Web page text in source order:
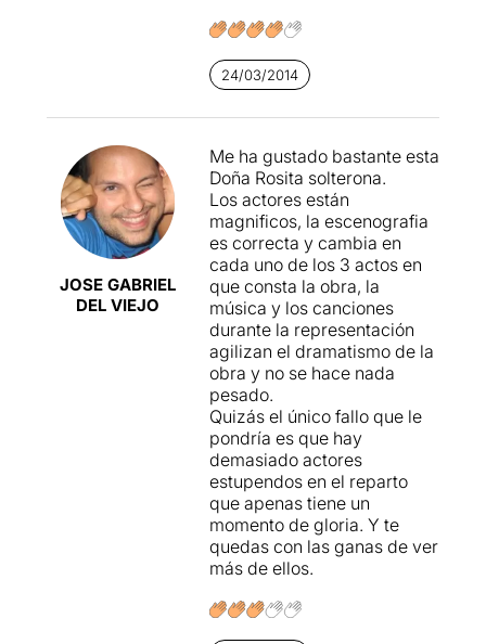
24/03/2014
JOSE GABRIEL
DEL VIEJO
Me ha gustado bastante esta
Doña Rosita solterona.
Los actores están
magnificos, la escenografia
es correcta y cambia en
cada uno de los 3 actos en
que consta la obra, la
música y los canciones
durante la representación
agilizan el dramatismo de la
obra y no se hace nada
pesado.
Quizás el único fallo que le
pondría es que hay
demasiado actores
estupendos en el reparto
que apenas tiene un
momento de gloria. Y te
quedas con las ganas de ver
más de ellos.